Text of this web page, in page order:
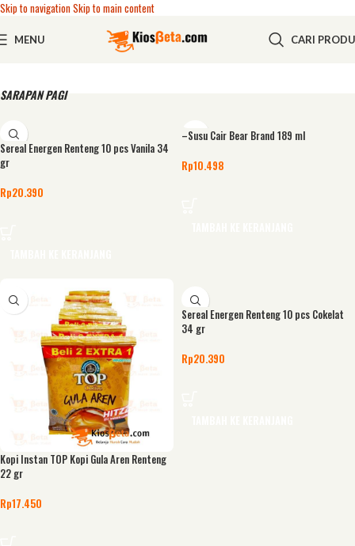
Skip to navigationSkip to main content
MENU CARI
SARAPAN PAGI
Sereal Energen Renteng 10 pcs Vanila 34
gr
Rp20.390
–Susu Cair Bear Brand 189 ml
Rp10.498
Kopi Instan TOP Kopi Gula Aren Renteng
22 gr
Rp17.450
Sereal Energen Renteng 10 pcs Cokelat
34 gr
Rp20.390